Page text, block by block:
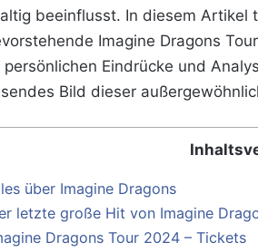
beeinflusst. In diesem Artikel
Imagine Dragons
persönlichen Eindrücke und
Bild dieser
über Imagine Dragons
letzte große Hit von Imagine
Dragons Tour 2024 – Tickets